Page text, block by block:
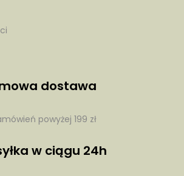
dostawa
powyżej 199 zł
w ciągu 24h